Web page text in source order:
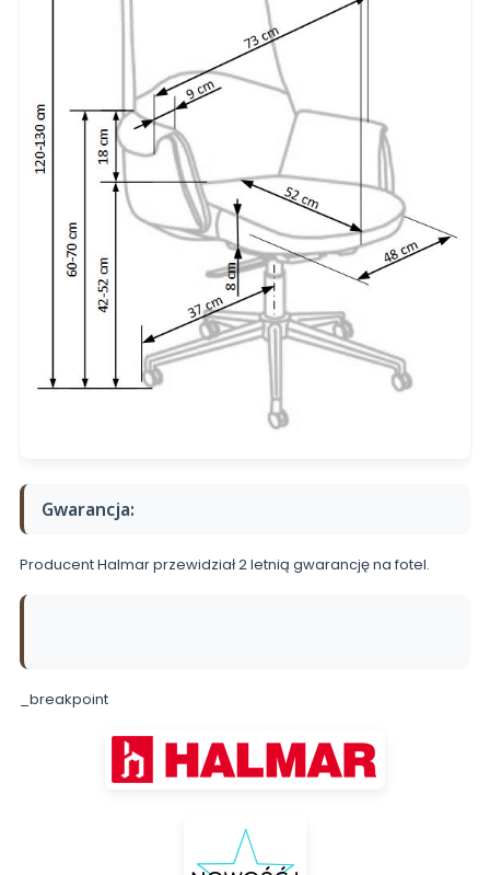
Gwarancja:
Producent Halmar przewidział 2 letnią gwarancję na fotel.
_breakpoint